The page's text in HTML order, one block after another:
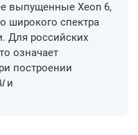
выпущенные Xeon 6,
широкого спектра
Для российских
означает
построении
и